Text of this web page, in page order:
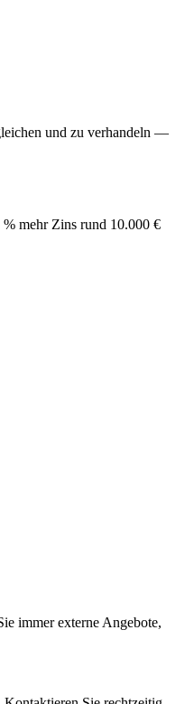
und zu verhandeln —
mehr Zins rund 10.000 €
immer externe Angebote,